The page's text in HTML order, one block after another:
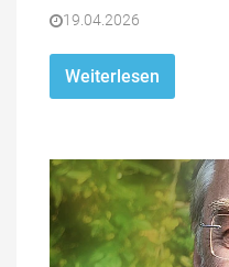
19.04.2026
Weiterlesen